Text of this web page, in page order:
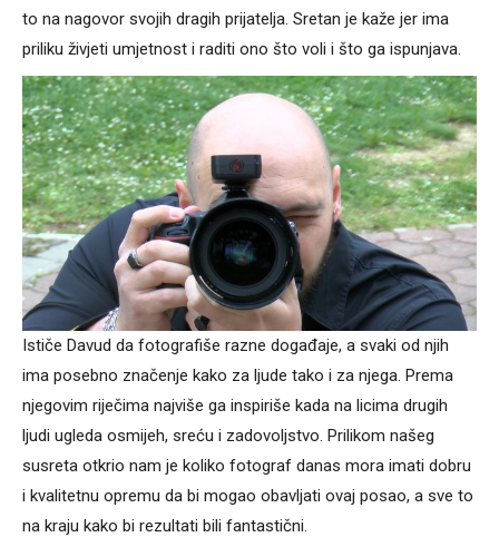
to na nagovor svojih dragih prijatelja. Sretan je kaže jer ima
priliku živjeti umjetnost i raditi ono što voli i što ga ispunjava.
Ističe Davud da fotografiše razne događaje, a svaki od njih
ima posebno značenje kako za ljude tako i za njega. Prema
njegovim riječima najviše ga inspiriše kada na licima drugih
ljudi ugleda osmijeh, sreću i zadovoljstvo. Prilikom našeg
susreta otkrio nam je koliko fotograf danas mora imati dobru
i kvalitetnu opremu da bi mogao obavljati ovaj posao, a sve to
na kraju kako bi rezultati bili fantastični.